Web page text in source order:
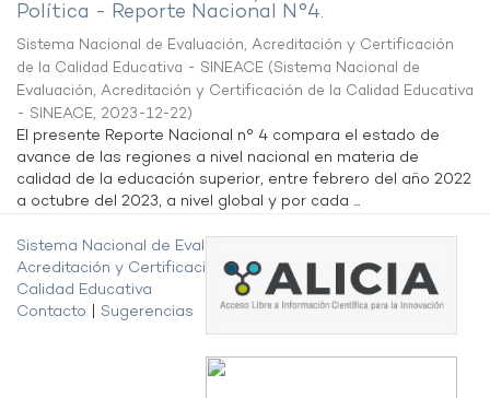
Política - Reporte Nacional N°4.
Sistema Nacional de Evaluación, Acreditación y Certificación
de la Calidad Educativa - SINEACE (Sistema Nacional de
Evaluación, Acreditación y Certificación de la Calidad Educativa
- SINEACE, 2023-12-22)
El presente Reporte Nacional n° 4 compara el estado de
avance de las regiones a nivel nacional en materia de
calidad de la educación superior, entre febrero del año 2022
a octubre del 2023, a nivel global y por cada ...
Sistema Nacional de Evaluación,
Acreditación y Certificación de la
Calidad Educativa
Contacto
Sugerencias